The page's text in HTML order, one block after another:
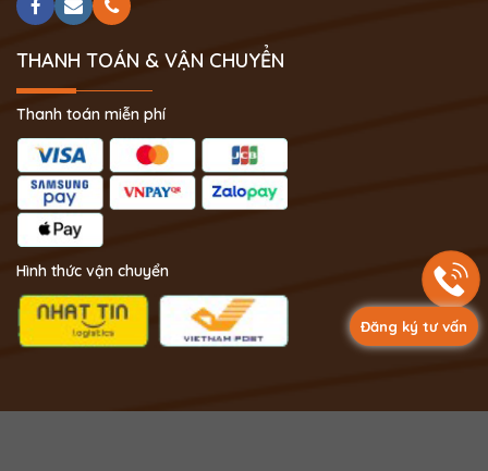
Đăng ký tư vấn
THANH TOÁN & VẬN CHUYỂN
Thanh toán miễn phí
Hình thức vận chuyển